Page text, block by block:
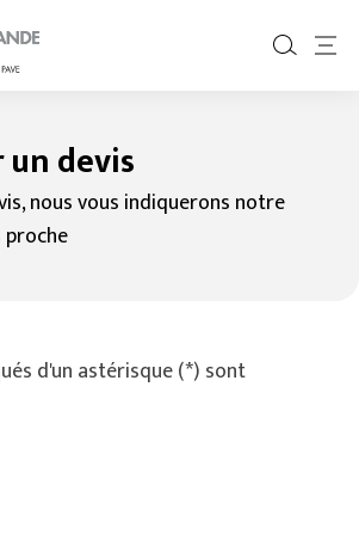
devis
nous vous indiquerons notre
d'un astérisque (*) sont